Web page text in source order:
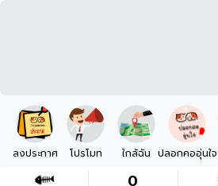
ลงประกาศ โปรโมท ใกล้ฉัน ปลอกคออุ่นใจ
0